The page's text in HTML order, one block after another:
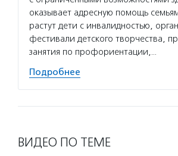
оказывает адресную помощь
растут дети с инвалидностью,
фестивали детского творчества,
занятия по профориентации,…
Подробнее
ВИДЕО ПО ТЕМЕ